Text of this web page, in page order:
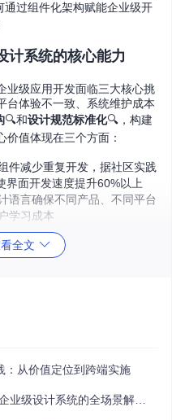
过组件化架构赋能企业级开
计系统的核心能力
业级应用开发面临三大核心挑
台体验不一致、系统维护成本
🔍和设计规范标准化🔍，构建
价值体现在三个方面：
件减少重复开发，据社区实践
界面开发速度提升60%以上
语言确保不同产品、不同平台
学习成本
计使系统更易于扩展和维护，
体和模板四个层级。这种分层
全文
：从价值定位到跨端实施
设计系统的全场景解决方案